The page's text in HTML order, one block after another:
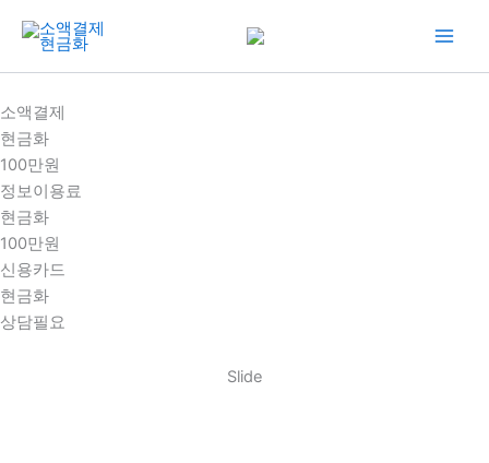
건
너
뛰
기
소액결제
현금화
100만원
정보이용료
현금화
100만원
신용카드
현금화
상담필요
Slide